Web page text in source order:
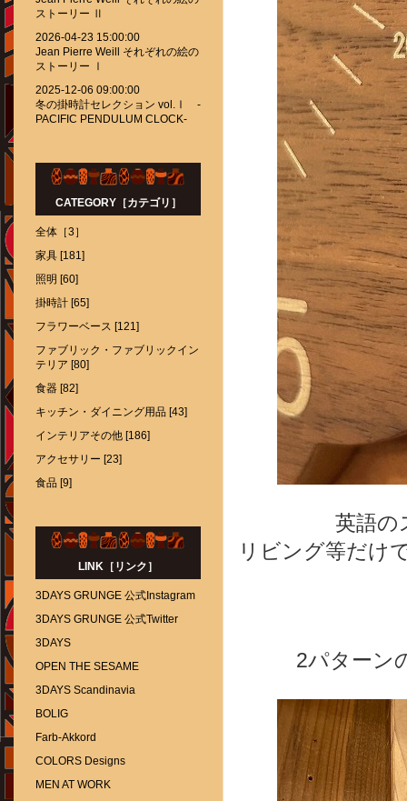
英語の
リビング等だけ
2パターン
ストーリー Ⅱ
2026-04-23 15:00:00
Jean Pierre Weill それぞれの絵の
ストーリー Ⅰ
2025-12-06 09:00:00
冬の掛時計セレクション vol.Ⅰ -
PACIFIC PENDULUM CLOCK-
CATEGORY［カテゴリ］
全体［3］
家具 [181]
照明 [60]
掛時計 [65]
フラワーベース [121]
ファブリック・ファブリックイン
テリア [80]
食器 [82]
キッチン・ダイニング用品 [43]
インテリアその他 [186]
アクセサリー [23]
食品 [9]
LINK［リンク］
3DAYS GRUNGE 公式Instagram
3DAYS GRUNGE 公式Twitter
3DAYS
OPEN THE SESAME
3DAYS Scandinavia
BOLIG
Farb-Akkord
COLORS Designs
MEN AT WORK